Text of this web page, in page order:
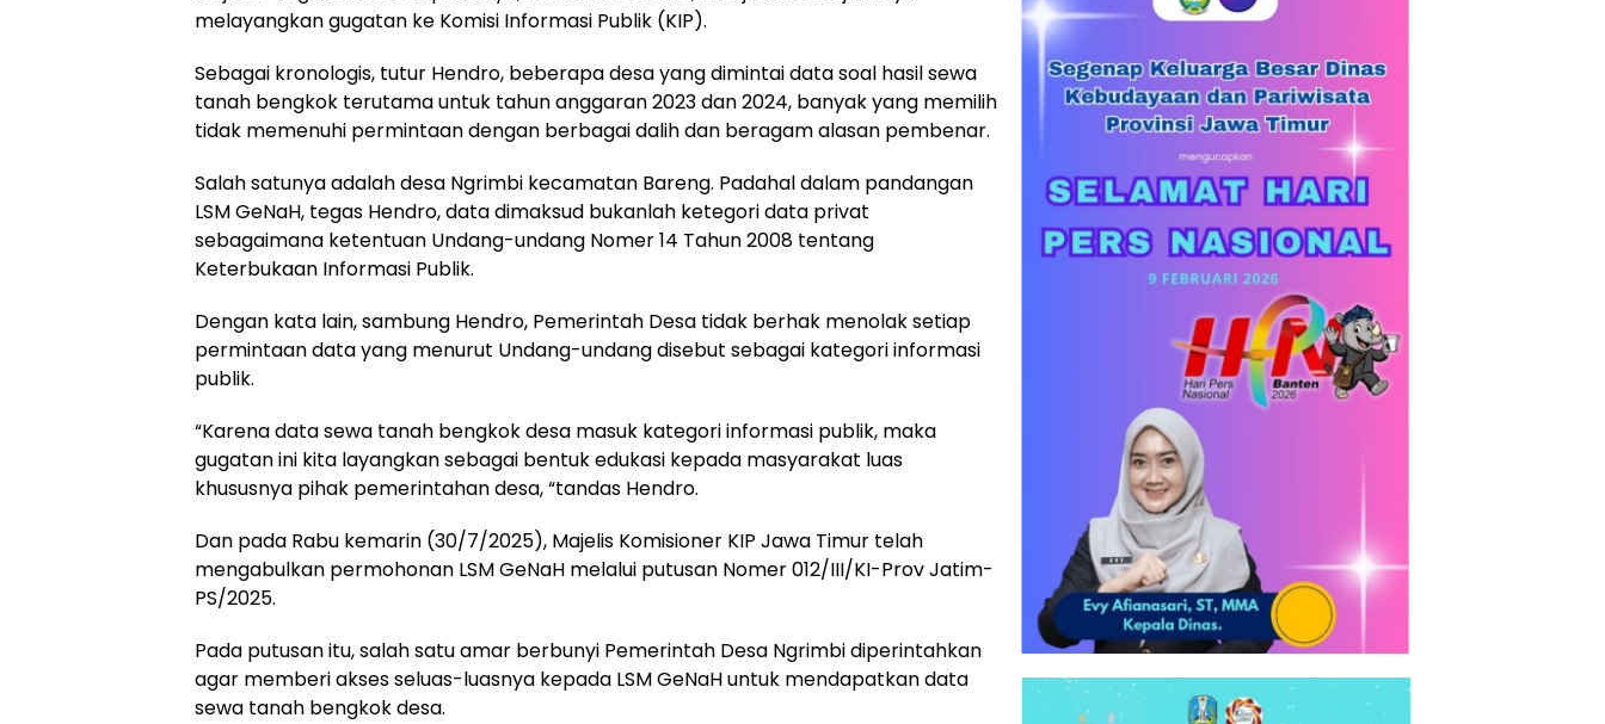
melayangkan gugatan ke Komisi Informasi Publik (KIP).
Sebagai kronologis, tutur Hendro, beberapa desa yang dimintai data soal hasil sewa
tanah bengkok terutama untuk tahun anggaran 2023 dan 2024, banyak yang memilih
tidak memenuhi permintaan dengan berbagai dalih dan beragam alasan pembenar.
Salah satunya adalah desa Ngrimbi kecamatan Bareng. Padahal dalam pandangan
LSM GeNaH, tegas Hendro, data dimaksud bukanlah ketegori data privat
sebagaimana ketentuan Undang-undang Nomer 14 Tahun 2008 tentang
Keterbukaan Informasi Publik.
Dengan kata lain, sambung Hendro, Pemerintah Desa tidak berhak menolak setiap
permintaan data yang menurut Undang-undang disebut sebagai kategori informasi
publik.
“Karena data sewa tanah bengkok desa masuk kategori informasi publik, maka
gugatan ini kita layangkan sebagai bentuk edukasi kepada masyarakat luas
khususnya pihak pemerintahan desa, “tandas Hendro.
Dan pada Rabu kemarin (30/7/2025), Majelis Komisioner KIP Jawa Timur telah
mengabulkan permohonan LSM GeNaH melalui putusan Nomer 012/III/KI-Prov Jatim-
PS/2025.
Pada putusan itu, salah satu amar berbunyi Pemerintah Desa Ngrimbi diperintahkan
agar memberi akses seluas-luasnya kepada LSM GeNaH untuk mendapatkan data
sewa tanah bengkok desa.